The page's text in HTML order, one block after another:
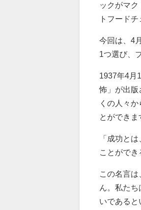
ックがマ
トフード
今回は、4
1つ選び、
1937年4月
怖」が出版
くの人々
とができ
「成功と
ことがで
この名言
ん。私た
いである